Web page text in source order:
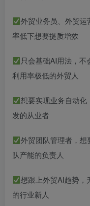
外贸业务员、外贸
率低下想要提质增效
只会基础AI用法，
利用率极低的外贸人
想要实现业务自动
发的从业者
外贸团队管理者，
队产能的负责人
想跟上外贸AI趋势，
的行业新人